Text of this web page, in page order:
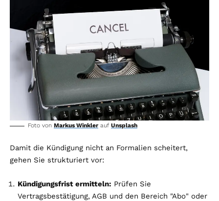
Foto von Markus Winkler auf Unsplash
Damit die Kündigung nicht an Formalien scheitert,
gehen Sie strukturiert vor:
Kündigungsfrist ermitteln: Prüfen Sie
Vertragsbestätigung, AGB und den Bereich "Abo" oder